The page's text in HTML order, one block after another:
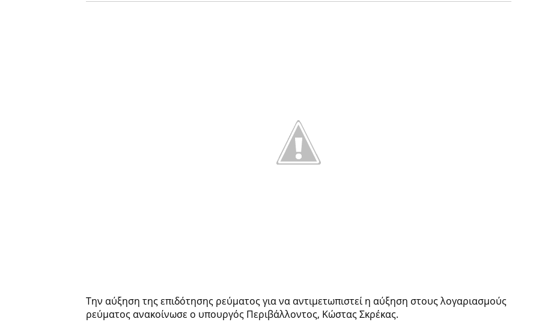
Την αύξηση της επιδότησης ρεύματος για να αντιμετωπιστεί η αύξηση στους λογαριασμούς
ρεύματος ανακοίνωσε ο υπουργός Περιβάλλοντος, Κώστας Σκρέκας.